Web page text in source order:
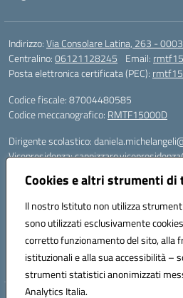
Cookies e altri strumenti di
Il nostro Istituto non utilizza
sono utilizzati esclusivamente
corretto funzionamento del sito, alla
istituzionali e alla sua accessibilità –
strumenti statistici anonimizzati
Analytics Italia.
Indirizzo:Via Consolare Latina, 263 -
Centralino:06121128245 Email:
Posta elettronica certificata (PEC):
Codice fiscale: 87004480585
Codice meccanografico: RMTF15000D
Dirigente scolastico:
Vicepresidenza:
Supporto piattaforme DDI (creazione
Microsoft Office 365 (Teams):